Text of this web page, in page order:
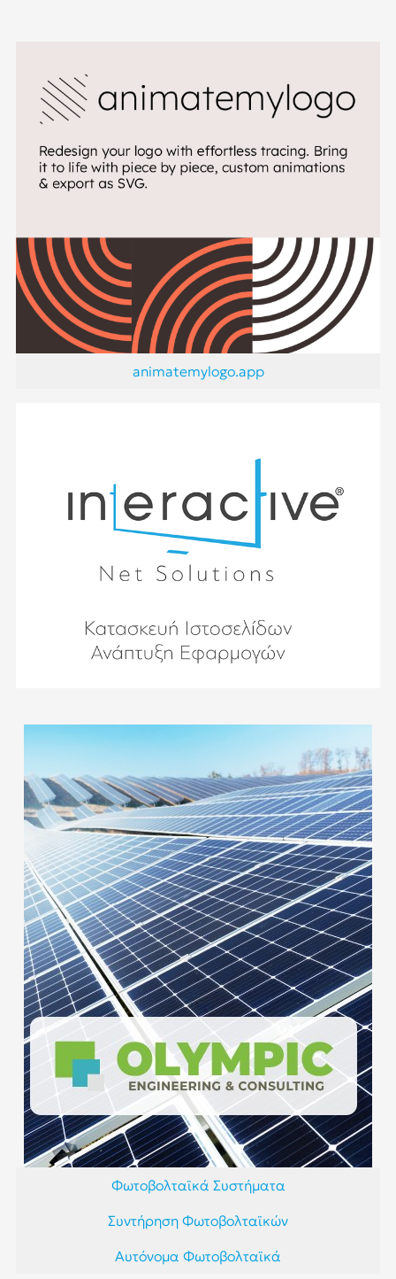
animatemylogo.app
Φωτοβολταϊκά Συστήματα
Συντήρηση Φωτοβολταϊκών
Αυτόνομα Φωτοβολταϊκά